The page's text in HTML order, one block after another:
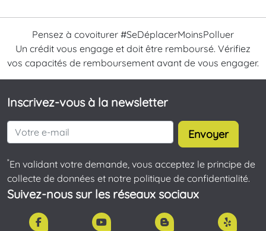
Pensez à covoiturer #SeDéplacerMoinsPolluer
Un crédit vous engage et doit être remboursé. Vérifiez
vos capacités de remboursement avant de vous engager.
Inscrivez-vous à la newsletter
Envoyer
*En validant votre demande, vous acceptez le principe de
collecte de données et notre politique de confidentialité.
Suivez-nous sur les réseaux sociaux